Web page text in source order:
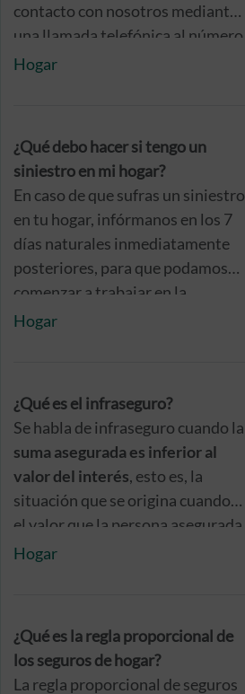
contacto con nosotros mediante
una llamada telefónica al número
que aparece en tu póliza de
Clientes.
Hogar
¿Qué debo hacer si tengo un
siniestro en mi hogar?
En caso de que sufras un siniestro
en tu hogar, infórmanos en los 7
días naturales inmediatamente
posteriores, para que podamos
comenzar a trabajar en la
subsanación o reparación de los
del año.
Hogar
¿Qué es el infraseguro?
Se habla de infraseguro cuando la
suma asegurada es inferior al
valor del interés, esto es, la
situación que se origina cuando
el valor que la persona asegurada
atribuye al objeto garantizado en
Hogar
¿Qué es la regla proporcional de
los seguros de hogar?
La regla proporcional de seguros